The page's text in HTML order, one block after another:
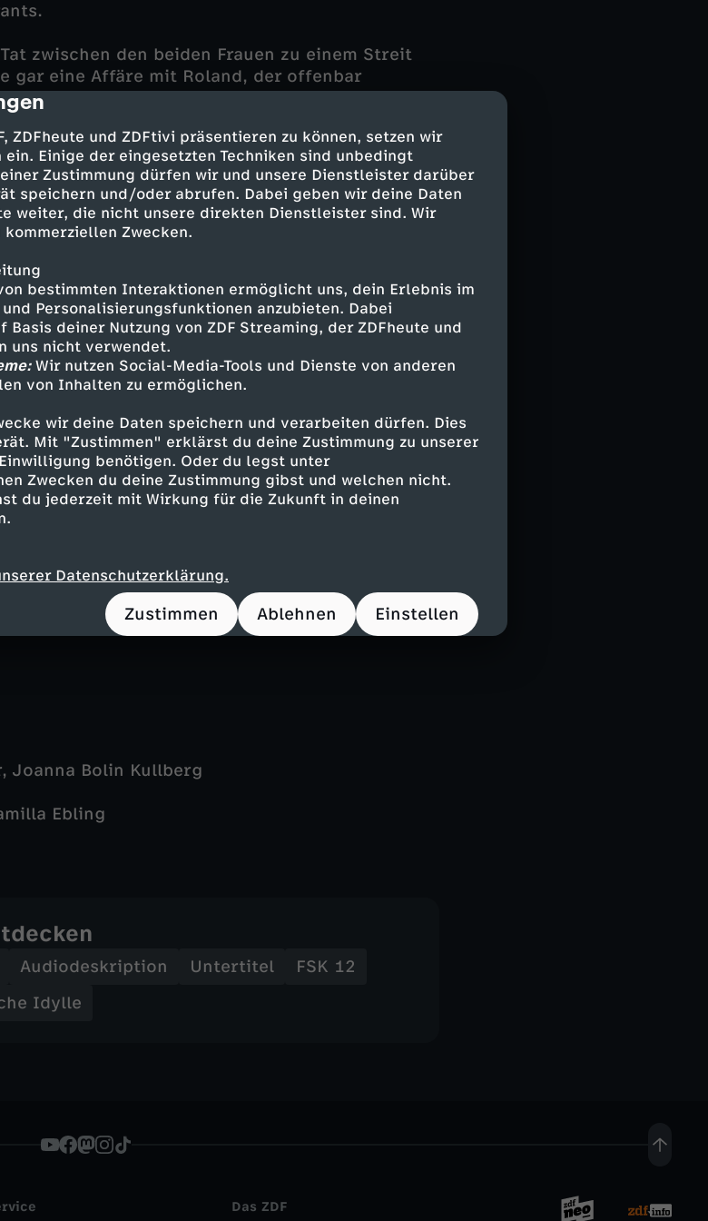
ZDFheute und ZDFtivi präsentieren zu können, setzen wir
Einige der eingesetzten Techniken sind unbedingt
Zustimmung dürfen wir und unsere Dienstleister darüber
speichern und/oder abrufen. Dabei geben wir deine Daten
weiter, die nicht unsere direkten Dienstleister sind. Wir
Zwecken.
bestimmten Interaktionen ermöglicht uns, dein Erlebnis im
Personalisierungsfunktionen anzubieten. Dabei
deiner Nutzung von ZDF Streaming, der ZDFheute und
uns nicht verwendet.
Wir nutzen Social-Media-Tools und Dienste von anderen
von Inhalten zu ermöglichen.
wir deine Daten speichern und verarbeiten dürfen. Dies
Mit "Zustimmen" erklärst du deine Zustimmung zu unserer
benötigen. Oder du legst unter
Zwecken du deine Zustimmung gibst und welchen nicht.
du jederzeit mit Wirkung für die Zukunft in deinen
Datenschutzerklärung.
Zustimmen Ablehnen Einstellen
zwischen den beiden Frauen zu einem Streit
gar eine Affäre mit Roland, der offenbar
sich die Indizien mehren, die Roland
war.
weiterhin, seiner Lebensgefährtin Josefine zu
gereifte vorsichtige Optimismus der beiden wird
zerstört: Otto soll freigelassen werden.
Joanna Bolin Kullberg
Ebling
Audiodeskription Untertitel
FSK 12
Idylle
Das ZDF